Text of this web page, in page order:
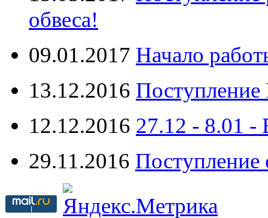
обвеса!
09.01.2017 Начало
13.12.2016 Поступление
12.12.2016 27.12 -
29.11.2016 Поступление